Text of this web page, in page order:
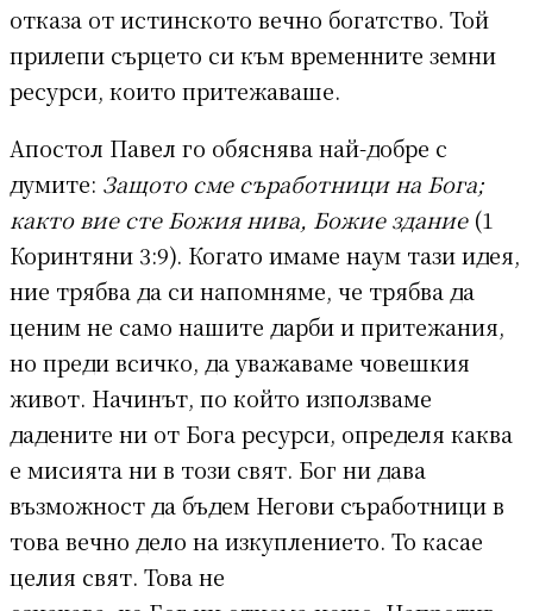
отказа от истинското вечно богатство. Той
прилепи сърцето си към временните земни
ресурси, които притежаваше.
Апостол Павел го обяснява най-добре с
думите: Защото сме съработници на Бога;
както вие сте Божия нива, Божие здание (1
Коринтяни 3:9). Когато имаме наум тази идея,
ние трябва да си напомняме, че трябва да
ценим не само нашите дарби и притежания,
но преди всичко, да уважаваме човешкия
живот. Начинът, по който използваме
дадените ни от Бога ресурси, определя каква
е мисията ни в този свят. Бог ни дава
възможност да бъдем Негови съработници в
това вечно дело на изкуплението. То касае
целия свят. Това не